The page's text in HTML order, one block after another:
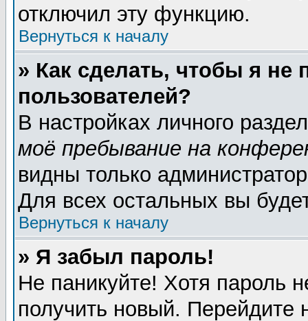
отключил эту функцию.
Вернуться к началу
» Как сделать, чтобы я не
пользователей?
В настройках личного
моё пребывание на
видны только
Для всех остальных вы
Вернуться к началу
» Я забыл пароль!
Не паникуйте! Хотя пароль
получить новый. Перейдите